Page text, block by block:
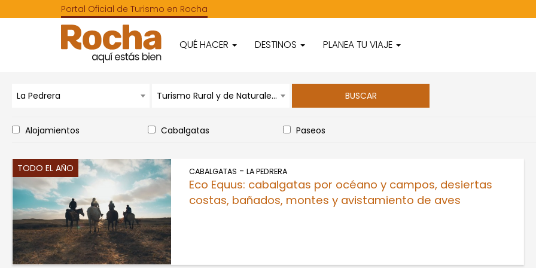
Portal Oficial de Turismo en Rocha
QUÉ HACER DESTINOS PLANEA TU VIAJE
La Pedrera Turismo Rural y de Naturaleza
Alojamientos Cabalgatas Paseos
TODO EL AÑO CABALGATAS - LA PEDRERA
Eco Equus: cabalgatas por océano y campos, desiertas
costas, bañados, montes y avistamiento de aves